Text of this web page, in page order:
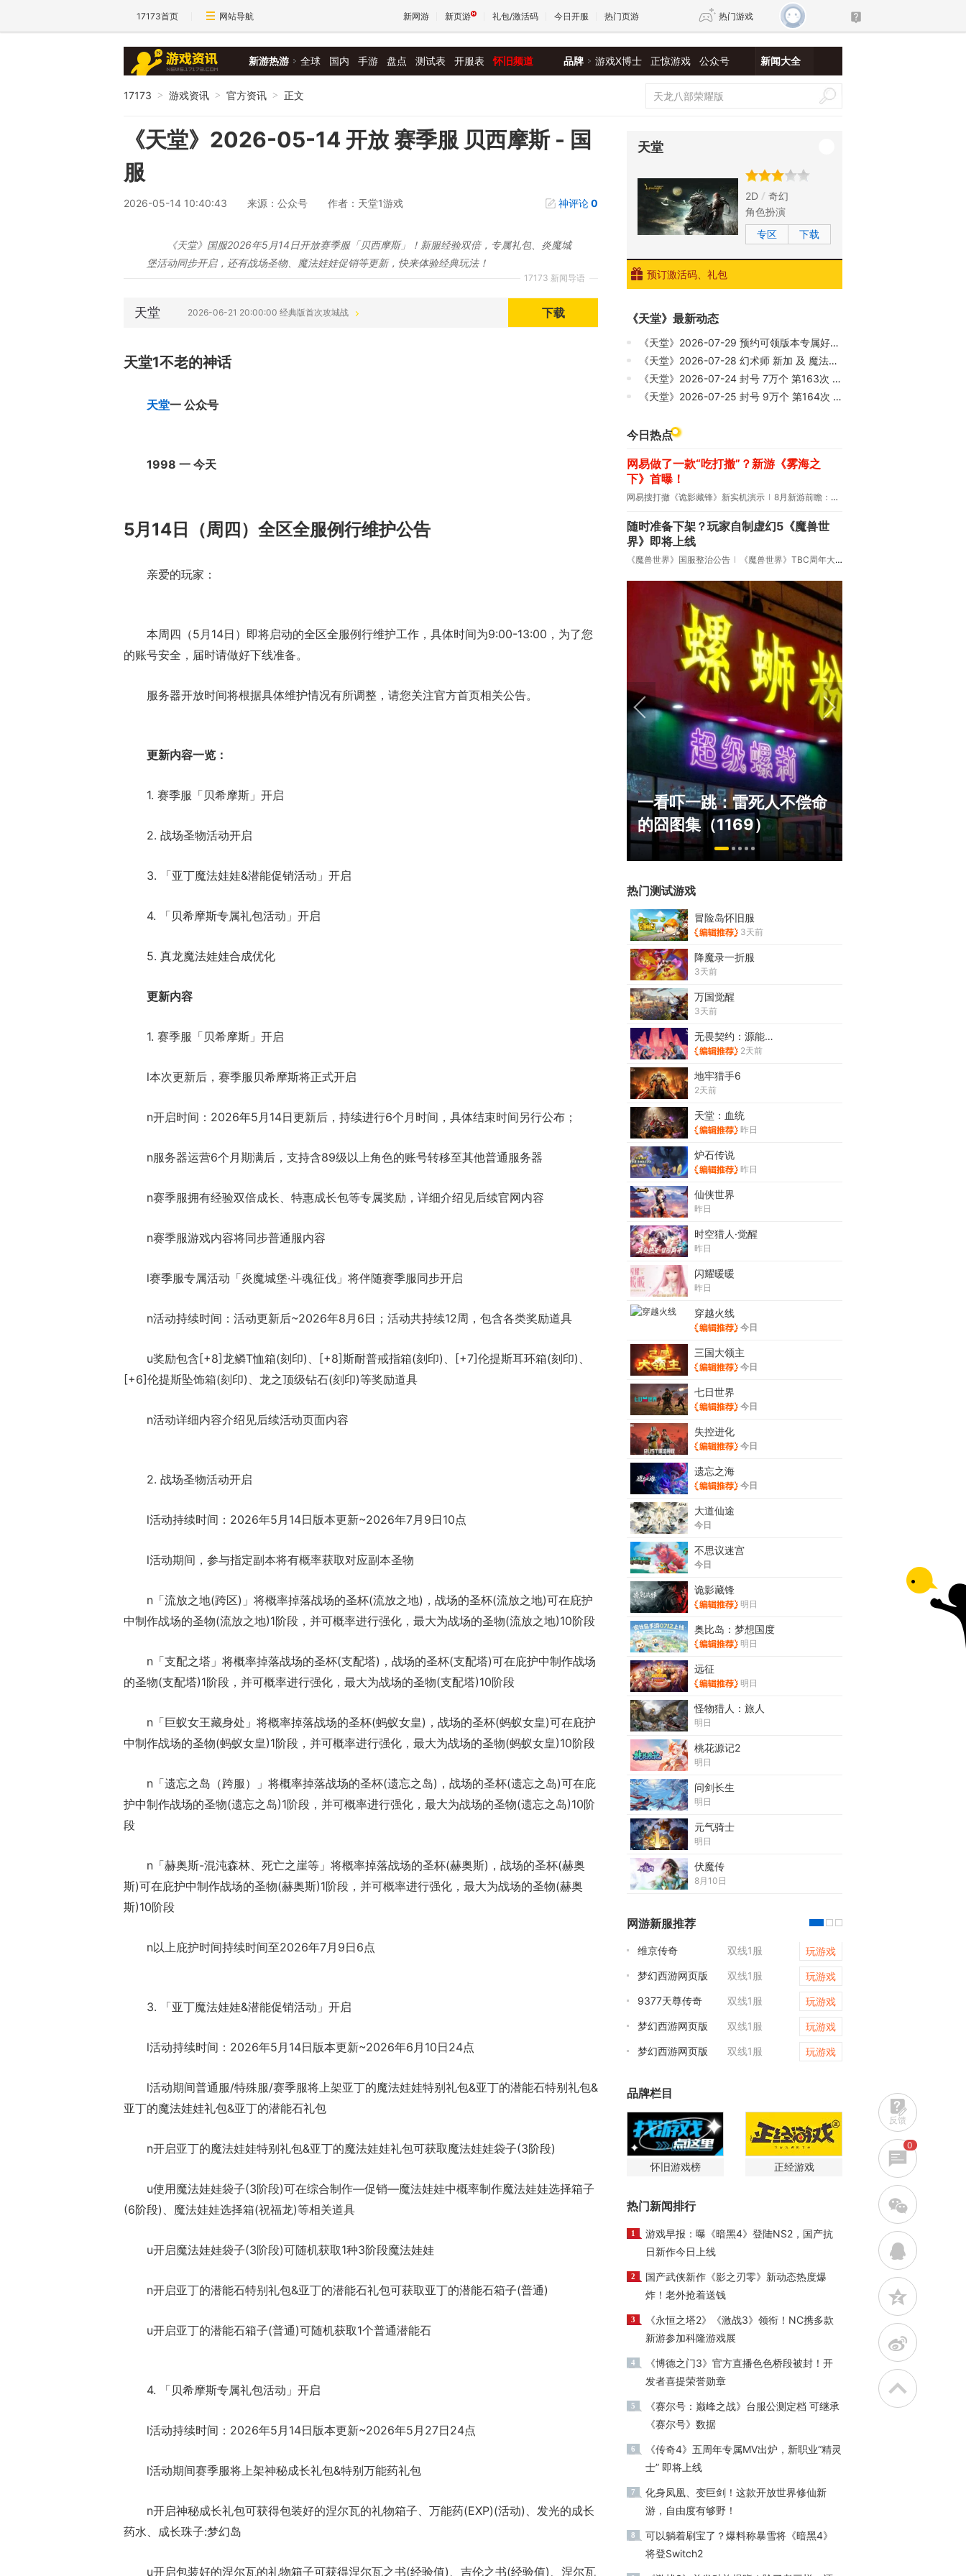
17173首页 网站导航 新网游 新页游 礼包/激活码 今日开服 热门页游 热门游戏
新仙侠5
新游热游 全球 国内 手游 盘点 测试表 开服表 怀旧频道 品牌 游戏X博士 正惊游戏 公众号 新闻大全
17173 > 游戏资讯 > 官方资讯 > 正文
《天堂》2026-05-14 开放 赛季服 贝西摩斯 - 国
服
2026-05-14 10:40:43 来源：公众号 作者：天堂1游戏 神评论0
17173 新闻导语
《天堂》国服2026年5月14日开放赛季服「贝西摩斯」！新服经验双倍，专属礼包、炎魔城
堡活动同步开启，还有战场圣物、魔法娃娃促销等更新，快来体验经典玩法！
天堂 2026-06-21 20:00:00 经典版首次攻城战 下载
天堂1不老的神话
天堂一 公众号
1998 一 今天
5月14日（周四）全区全服例行维护公告
亲爱的玩家：
本周四（5月14日）即将启动的全区全服例行维护工作，具体时间为9:00-13:00，为了您
的账号安全，届时请做好下线准备。
服务器开放时间将根据具体维护情况有所调整，请您关注官方首页相关公告。
更新内容一览：
1. 赛季服「贝希摩斯」开启
2. 战场圣物活动开启
3. 「亚丁魔法娃娃&潜能促销活动」开启
4. 「贝希摩斯专属礼包活动」开启
5. 真龙魔法娃娃合成优化
更新内容
1. 赛季服「贝希摩斯」开启
l本次更新后，赛季服贝希摩斯将正式开启
n开启时间：2026年5月14日更新后，持续进行6个月时间，具体结束时间另行公布；
n服务器运营6个月期满后，支持含89级以上角色的账号转移至其他普通服务器
n赛季服拥有经验双倍成长、特惠成长包等专属奖励，详细介绍见后续官网内容
n赛季服游戏内容将同步普通服内容
l赛季服专属活动「炎魔城堡·斗魂征伐」将伴随赛季服同步开启
n活动持续时间：活动更新后~2026年8月6日；活动共持续12周，包含各类奖励道具
u奖励包含[+8]龙鳞T恤箱(刻印)、[+8]斯耐普戒指箱(刻印)、[+7]伦提斯耳环箱(刻印)、
[+6]伦提斯坠饰箱(刻印)、龙之顶级钻石(刻印)等奖励道具
n活动详细内容介绍见后续活动页面内容
2. 战场圣物活动开启
l活动持续时间：2026年5月14日版本更新~2026年7月9日10点
l活动期间，参与指定副本将有概率获取对应副本圣物
n「流放之地(跨区)」将概率掉落战场的圣杯(流放之地)，战场的圣杯(流放之地)可在庇护
中制作战场的圣物(流放之地)1阶段，并可概率进行强化，最大为战场的圣物(流放之地)10阶段
n「支配之塔」将概率掉落战场的圣杯(支配塔)，战场的圣杯(支配塔)可在庇护中制作战场
的圣物(支配塔)1阶段，并可概率进行强化，最大为战场的圣物(支配塔)10阶段
n「巨蚁女王藏身处」将概率掉落战场的圣杯(蚂蚁女皇)，战场的圣杯(蚂蚁女皇)可在庇护
中制作战场的圣物(蚂蚁女皇)1阶段，并可概率进行强化，最大为战场的圣物(蚂蚁女皇)10阶段
n「遗忘之岛（跨服）」将概率掉落战场的圣杯(遗忘之岛)，战场的圣杯(遗忘之岛)可在庇
护中制作战场的圣物(遗忘之岛)1阶段，并可概率进行强化，最大为战场的圣物(遗忘之岛)10阶
段
n「赫奥斯-混沌森林、死亡之崖等」将概率掉落战场的圣杯(赫奥斯)，战场的圣杯(赫奥
斯)可在庇护中制作战场的圣物(赫奥斯)1阶段，并可概率进行强化，最大为战场的圣物(赫奥
斯)10阶段
n以上庇护时间持续时间至2026年7月9日6点
3. 「亚丁魔法娃娃&潜能促销活动」开启
l活动持续时间：2026年5月14日版本更新~2026年6月10日24点
l活动期间普通服/特殊服/赛季服将上架亚丁的魔法娃娃特别礼包&亚丁的潜能石特别礼包&
亚丁的魔法娃娃礼包&亚丁的潜能石礼包
n开启亚丁的魔法娃娃特别礼包&亚丁的魔法娃娃礼包可获取魔法娃娃袋子(3阶段)
u使用魔法娃娃袋子(3阶段)可在综合制作—促销—魔法娃娃中概率制作魔法娃娃选择箱子
(6阶段)、魔法娃娃选择箱(祝福龙)等相关道具
u开启魔法娃娃袋子(3阶段)可随机获取1种3阶段魔法娃娃
n开启亚丁的潜能石特别礼包&亚丁的潜能石礼包可获取亚丁的潜能石箱子(普通)
u开启亚丁的潜能石箱子(普通)可随机获取1个普通潜能石
4. 「贝希摩斯专属礼包活动」开启
l活动持续时间：2026年5月14日版本更新~2026年5月27日24点
l活动期间赛季服将上架神秘成长礼包&特别万能药礼包
n开启神秘成长礼包可获得包装好的涅尔瓦的礼物箱子、万能药(EXP)(活动)、发光的成长
药水、成长珠子:梦幻岛
u开启包装好的涅尔瓦的礼物箱子可获得涅尔瓦之书(经验值)、吉伦之书(经验值)、涅尔瓦
天堂
2D
奇幻
角色扮演
专区
下载
预订激活码、礼包
《天堂》最新动态
《天堂》2026-07-29 预约可领版本专属好礼 27周年版本预约即将开放 - 国服
《天堂》2026-07-28 幻术师 新加 及 魔法加强 - 韩
《天堂》2026-07-24 封号 7万个 第163次 - 韩 98版
《天堂》2026-07-25 封号 9万个 第164次 - 韩 98版
今日热点
网易做了一款“吃打撤”？新游《雾海之
下》首曝！
网易搜打撤《诡影藏锋》新实机演示 8月新游前瞻：《诡秘之主》领衔
随时准备下架？玩家自制虚幻5《魔兽世
界》即将上线
《魔兽世界》国服整治公告 《魔兽世界》TBC周年大更：双经典团本回归！
ChinaJoy小姐姐精选：绝
赏！
绅士日报：国服停服，但日
服依旧活得滋润！涩涩新角
太诱人
热门测试游戏
冒险岛怀旧服
3天前
降魔录一折服
3天前
万国觉醒
3天前
无畏契约：源能行动
2天前
地牢猎手6
2天前
天堂：血统
昨日
炉石传说
昨日
仙侠世界
昨日
时空猎人·觉醒
昨日
闪耀暖暖
昨日
穿越火线
今日
三国大领主
今日
七日世界
今日
失控进化
今日
遗忘之海
今日
大道仙途
今日
不思议迷宫
今日
诡影藏锋
明日
奥比岛：梦想国度
明日
远征
明日
怪物猎人：旅人
明日
桃花源记2
明日
问剑长生
明日
元气骑士
明日
伏魔传
8月10日
网游新服推荐
维京传奇 双线1服
玩游戏
梦幻西游网页版
双线1服
玩游戏
9377天尊传奇
双线1服
玩游戏
梦幻西游网页版
双线1服
玩游戏
梦幻西游网页版
双线1服 玩游戏
品牌栏目
怀旧游戏榜 正经游戏
热门新闻排行
1
游戏早报：曝《暗黑4》登陆NS2，国产抗
日新作今日上线
2
国产武侠新作《影之刃零》新动态热度爆
炸！老外抢着送钱
3
《永恒之塔2》《激战3》领衔！NC携多款
新游参加科隆游戏展
4
《博德之门3》官方直播色色桥段被封！开
发者喜提荣誉勋章
5
《赛尔号：巅峰之战》台服公测定档 可继承
《赛尔号》数据
6
《传奇4》五周年专属MV出炉，新职业“精灵
士” 即将上线
7
化身凤凰、变巨剑！这款开放世界修仙新
游，自由度有够野！
8
可以躺着刷宝了？爆料称暴雪将《暗黑4》
将登Switch2
反馈
0
w
q
z
t